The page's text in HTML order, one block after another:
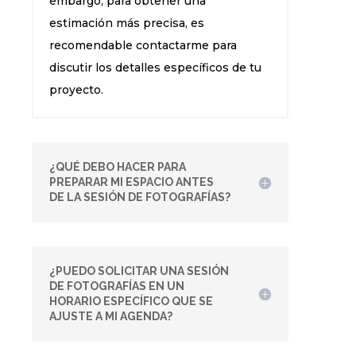
estimación más precisa, es
recomendable contactarme para
discutir los detalles específicos de tu
proyecto.
¿QUÉ DEBO HACER PARA
PREPARAR MI ESPACIO ANTES
DE LA SESIÓN DE FOTOGRAFÍAS?
¿PUEDO SOLICITAR UNA SESIÓN
DE FOTOGRAFÍAS EN UN
HORARIO ESPECÍFICO QUE SE
AJUSTE A MI AGENDA?